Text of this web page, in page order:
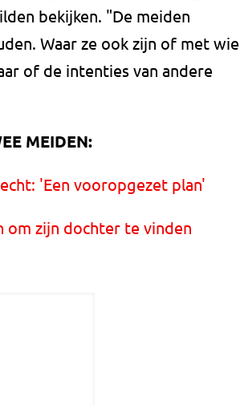
bekijken. "De meiden
Waar ze ook zijn of met wie
of de intenties van andere
MEIDEN:
'Een vooropgezet plan'
om zijn dochter te vinden